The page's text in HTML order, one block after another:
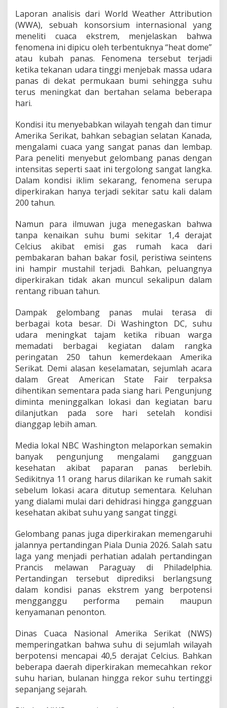
n
i
a
2
0
6
Laporan analisis dari World Weather Attribution
(WWA), sebuah konsorsium internasional yang
meneliti cuaca ekstrem, menjelaskan bahwa
fenomena ini dipicu oleh terbentuknya “heat dome”
atau kubah panas. Fenomena tersebut terjadi
ketika tekanan udara tinggi menjebak massa udara
panas di dekat permukaan bumi sehingga suhu
terus meningkat dan bertahan selama beberapa
hari.
Kondisi itu menyebabkan wilayah tengah dan timur
Amerika Serikat, bahkan sebagian selatan Kanada,
mengalami cuaca yang sangat panas dan lembap.
Para peneliti menyebut gelombang panas dengan
intensitas seperti saat ini tergolong sangat langka.
Dalam kondisi iklim sekarang, fenomena serupa
diperkirakan hanya terjadi sekitar satu kali dalam
200 tahun.
Namun para ilmuwan juga menegaskan bahwa
tanpa kenaikan suhu bumi sekitar 1,4 derajat
Celcius akibat emisi gas rumah kaca dari
pembakaran bahan bakar fosil, peristiwa seintens
ini hampir mustahil terjadi. Bahkan, peluangnya
diperkirakan tidak akan muncul sekalipun dalam
rentang ribuan tahun.
Dampak gelombang panas mulai terasa di
berbagai kota besar. Di Washington DC, suhu
udara meningkat tajam ketika ribuan warga
memadati berbagai kegiatan dalam rangka
peringatan 250 tahun kemerdekaan Amerika
Serikat. Demi alasan keselamatan, sejumlah acara
dalam Great American State Fair terpaksa
dihentikan sementara pada siang hari. Pengunjung
diminta meninggalkan lokasi dan kegiatan baru
dilanjutkan pada sore hari setelah kondisi
dianggap lebih aman.
Media lokal NBC Washington melaporkan semakin
banyak pengunjung mengalami gangguan
kesehatan akibat paparan panas berlebih.
Sedikitnya 11 orang harus dilarikan ke rumah sakit
sebelum lokasi acara ditutup sementara. Keluhan
yang dialami mulai dari dehidrasi hingga gangguan
kesehatan akibat suhu yang sangat tinggi.
Gelombang panas juga diperkirakan memengaruhi
jalannya pertandingan Piala Dunia 2026. Salah satu
laga yang menjadi perhatian adalah pertandingan
Prancis melawan Paraguay di Philadelphia.
Pertandingan tersebut diprediksi berlangsung
dalam kondisi panas ekstrem yang berpotensi
mengganggu performa pemain maupun
kenyamanan penonton.
Dinas Cuaca Nasional Amerika Serikat (NWS)
memperingatkan bahwa suhu di sejumlah wilayah
berpotensi mencapai 40,5 derajat Celcius. Bahkan
beberapa daerah diperkirakan memecahkan rekor
suhu harian, bulanan hingga rekor suhu tertinggi
sepanjang sejarah.